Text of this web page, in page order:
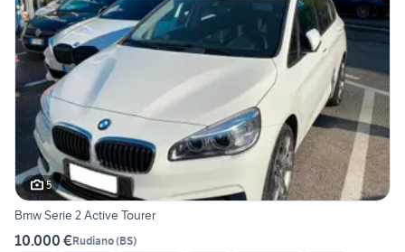
5
Bmw Serie 2 Active Tourer
10.000 €Rudiano(BS)